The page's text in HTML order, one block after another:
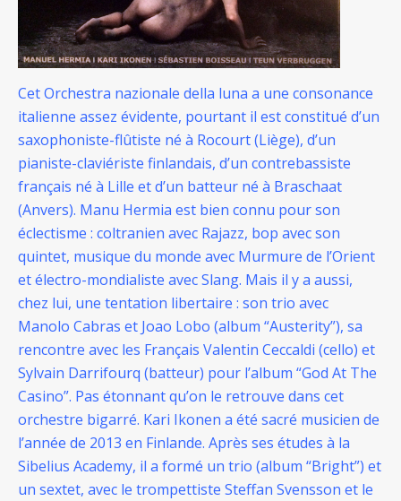
Cet Orchestra nazionale della luna a une consonance
italienne assez évidente, pourtant il est constitué d’un
saxophoniste-flûtiste né à Rocourt (Liège), d’un
pianiste-claviériste finlandais, d’un contrebassiste
français né à Lille et d’un batteur né à Braschaat
(Anvers). Manu Hermia est bien connu pour son
éclectisme : coltranien avec Rajazz, bop avec son
quintet, musique du monde avec Murmure de l’Orient
et électro-mondialiste avec Slang. Mais il y a aussi,
chez lui, une tentation libertaire : son trio avec
Manolo Cabras et Joao Lobo (album “Austerity”), sa
rencontre avec les Français Valentin Ceccaldi (cello) et
Sylvain Darrifourq (batteur) pour l’album “God At The
Casino”. Pas étonnant qu’on le retrouve dans cet
orchestre bigarré. Kari Ikonen a été sacré musicien de
l’année de 2013 en Finlande. Après ses études à la
Sibelius Academy, il a formé un trio (album “Bright”) et
un sextet, avec le trompettiste Steffan Svensson et le